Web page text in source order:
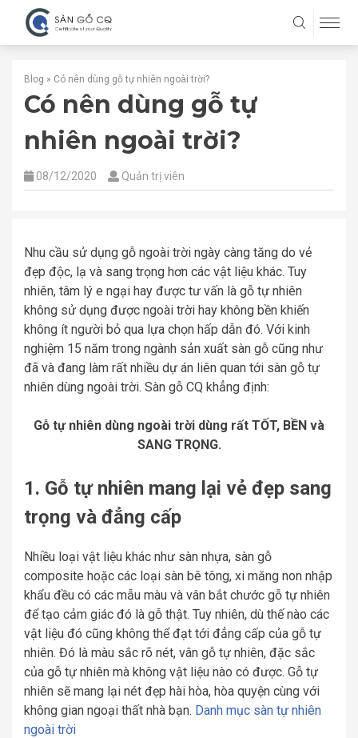
Blog » Có nên dùng gỗ tự nhiên ngoài trời?
Có nên dùng gỗ tự
nhiên ngoài trời?
08/12/2020 Quản trị viên
Nhu cầu sử dụng gỗ ngoài trời ngày càng tăng do vẻ
đẹp độc, lạ và sang trọng hơn các vật liệu khác. Tuy
nhiên, tâm lý e ngại hay được tư vấn là gỗ tự nhiên
không sử dụng được ngoài trời hay không bền khiến
không ít người bỏ qua lựa chọn hấp dẫn đó. Với kinh
nghiệm 15 năm trong ngành sản xuất sàn gỗ cũng như
đã và đang làm rất nhiều dự án liên quan tới sàn gỗ tự
nhiên dùng ngoài trời. Sàn gỗ CQ khẳng định:
Gỗ tự nhiên dùng ngoài trời dùng rất TỐT, BỀN và
SANG TRỌNG.
1. Gỗ tự nhiên mang lại vẻ đẹp sang
trọng và đẳng cấp
Nhiều loại vật liệu khác như sàn nhựa, sàn gỗ
composite hoặc các loại sàn bê tông, xi măng non nhập
khẩu đều có các mẫu màu và vân bắt chước gỗ tự nhiên
để tạo cảm giác đó là gỗ thật. Tuy nhiên, dù thế nào các
vật liệu đó cũng không thể đạt tới đẳng cấp của gỗ tự
nhiên. Đó là màu sắc rõ nét, vân gỗ tự nhiên, đặc sắc
của gỗ tự nhiên mà không vật liệu nào có được. Gỗ tự
nhiên sẽ mang lại nét đẹp hài hòa, hòa quyện cùng với
không gian ngoại thất nhà bạn. Danh mục sàn tự nhiên
ngoài trời